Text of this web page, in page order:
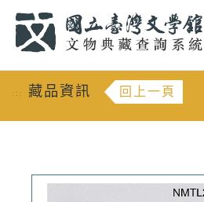
::: 藏品資訊 回上一頁